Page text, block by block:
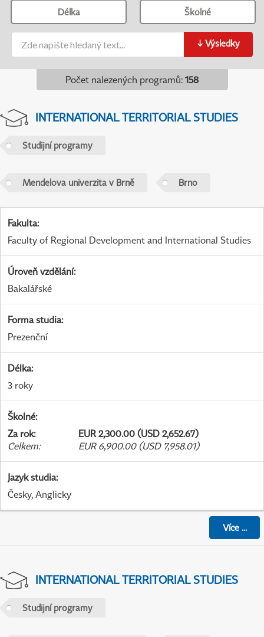
Délka Školné
↓ Výsledky
Počet nalezených programů: 158
INTERNATIONAL TERRITORIAL STUDIES
Studijní programy
Mendelova univerzita v Brně Brno
Fakulta:
Faculty of Regional Development and International Studies
Úroveň vzdělání:
Bakalářské
Forma studia:
Prezenční
Délka:
3 roky
Školné:
Za rok:
EUR 2,300.00 (USD 2,652.67)
Celkem: EUR 6,900.00 (USD 7,958.01)
Jazyk studia:
Česky, Anglicky
Více...
INTERNATIONAL TERRITORIAL STUDIES
Studijní programy